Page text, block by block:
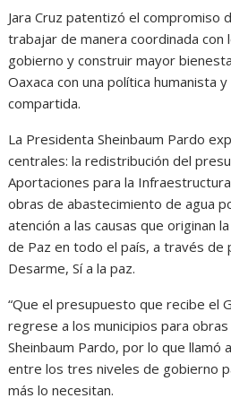
Jara Cruz patentizó el compromiso
trabajar de manera coordinada
gobierno y construir mayor
Oaxaca con una política humanista
compartida.
La Presidenta Sheinbaum Pardo
centrales: la redistribución del
Aportaciones para la
obras de abastecimiento de agua
atención a las causas que originan
de Paz en todo el país, a través de
Desarme, Sí a la paz.
“Que el presupuesto que recibe el
regrese a los municipios para obras
Sheinbaum Pardo, por lo que llamó
entre los tres niveles de gobierno
más lo necesitan.